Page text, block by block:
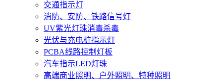
交通指示灯
消防、安防、铁路信号灯
UV紫光灯珠消毒杀毒
光伏与充电桩指示灯
PCBA线路控制灯板
汽车指示LED灯珠
高端商业照明、户外照明、特种照明